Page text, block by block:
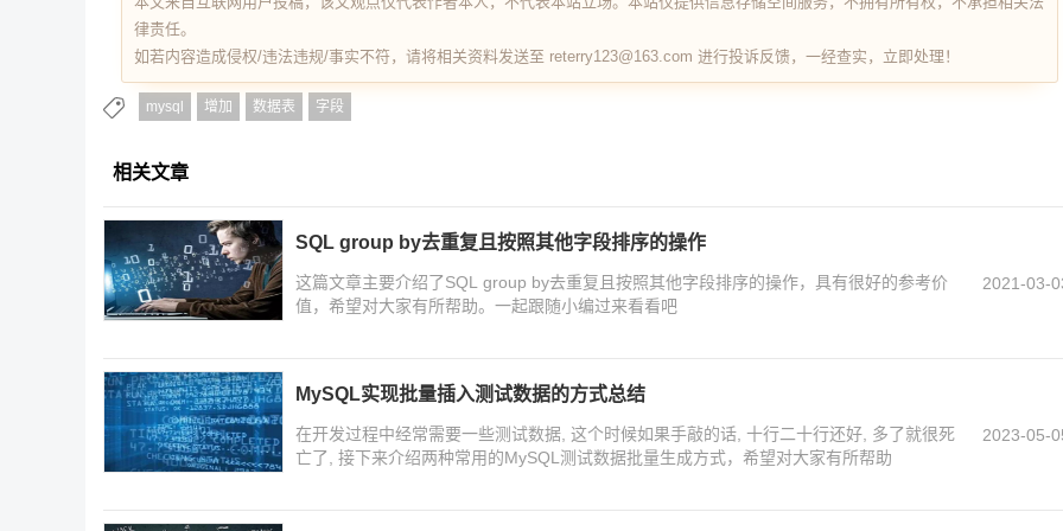
律责任。
如若内容造成侵权/违法违规/事实不符，请将相关资料发送至 reterry123@163.com 进行投诉反馈，一经查实，立即处理！
mysql 增加 数据表 字段
相关文章
SQL group by去重复且按照其他字段排序的操作
这篇文章主要介绍了SQL group by去重复且按照其他字段排序的操作，具有很好的参考价
值，希望对大家有所帮助。一起跟随小编过来看看吧
2021-03-
MySQL实现批量插入测试数据的方式总结
在开发过程中经常需要一些测试数据, 这个时候如果手敲的话, 十行二十行还好, 多了就很死
亡了, 接下来介绍两种常用的MySQL测试数据批量生成方式，希望对大家有所帮助
2023-05-